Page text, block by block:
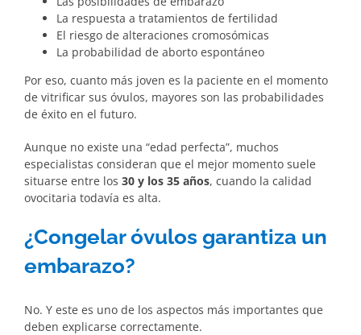
La respuesta a tratamientos de fertilidad
El riesgo de alteraciones cromosómicas
La probabilidad de aborto espontáneo
Por eso, cuanto más joven es la paciente en el momento
de vitrificar sus óvulos, mayores son las probabilidades
de éxito en el futuro.
Aunque no existe una “edad perfecta”, muchos
especialistas consideran que el mejor momento suele
situarse entre los 30 y los 35 años, cuando la calidad
ovocitaria todavía es alta.
¿Congelar óvulos garantiza un
embarazo?
No. Y este es uno de los aspectos más importantes que
deben explicarse correctamente.